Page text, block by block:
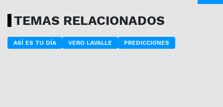
TEMAS RELACIONADOS
ASÍ ES TU DÍA VERO LAVALLE PREDICCIONES